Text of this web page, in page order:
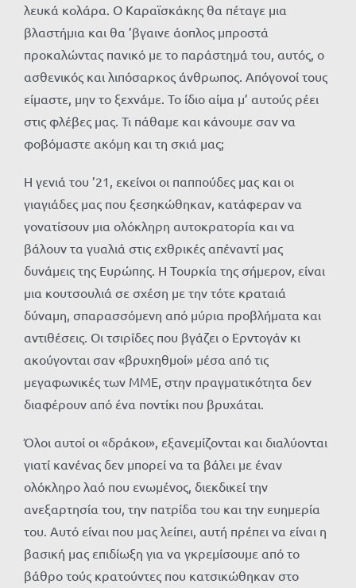
λευκά κολάρα. Ο Καραϊσκάκης θα πέταγε μια
βλαστήμια και θα ’βγαινε άοπλος μπροστά
προκαλώντας πανικό με το παράστημά του, αυτός, ο
ασθενικός και λιπόσαρκος άνθρωπος. Απόγονοί τους
είμαστε, μην το ξεχνάμε. Το ίδιο αίμα μ’ αυτούς ρέει
στις φλέβες μας. Τι πάθαμε και κάνουμε σαν να
φοβόμαστε ακόμη και τη σκιά μας;
Η γενιά του ’21, εκείνοι οι παππούδες μας και οι
γιαγιάδες μας που ξεσηκώθηκαν, κατάφεραν να
γονατίσουν μια ολόκληρη αυτοκρατορία και να
βάλουν τα γυαλιά στις εχθρικές απέναντί μας
δυνάμεις της Ευρώπης. Η Τουρκία της σήμερον, είναι
μια κουτσουλιά σε σχέση με την τότε κραταιά
δύναμη, σπαρασσόμενη από μύρια προβλήματα και
αντιθέσεις. Οι τσιρίδες που βγάζει ο Ερντογάν κι
ακούγονται σαν «βρυχηθμοί» μέσα από τις
μεγαφωνικές των ΜΜΕ, στην πραγματικότητα δεν
διαφέρουν από ένα ποντίκι που βρυχάται.
Όλοι αυτοί οι «δράκοι», εξανεμίζονται και διαλύονται
γιατί κανένας δεν μπορεί να τα βάλει με έναν
ολόκληρο λαό που ενωμένος, διεκδικεί την
ανεξαρτησία του, την πατρίδα του και την ευημερία
του. Αυτό είναι που μας λείπει, αυτή πρέπει να είναι η
βασική μας επιδίωξη για να γκρεμίσουμε από το
βάθρο τούς κρατούντες που κατσικώθηκαν στο